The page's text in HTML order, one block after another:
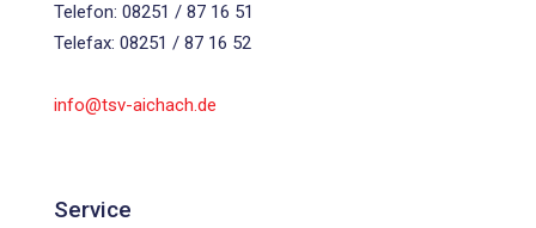
Telefon: 08251 / 87 16 51
Telefax: 08251 / 87 16 52
info@tsv-aichach.de
Service